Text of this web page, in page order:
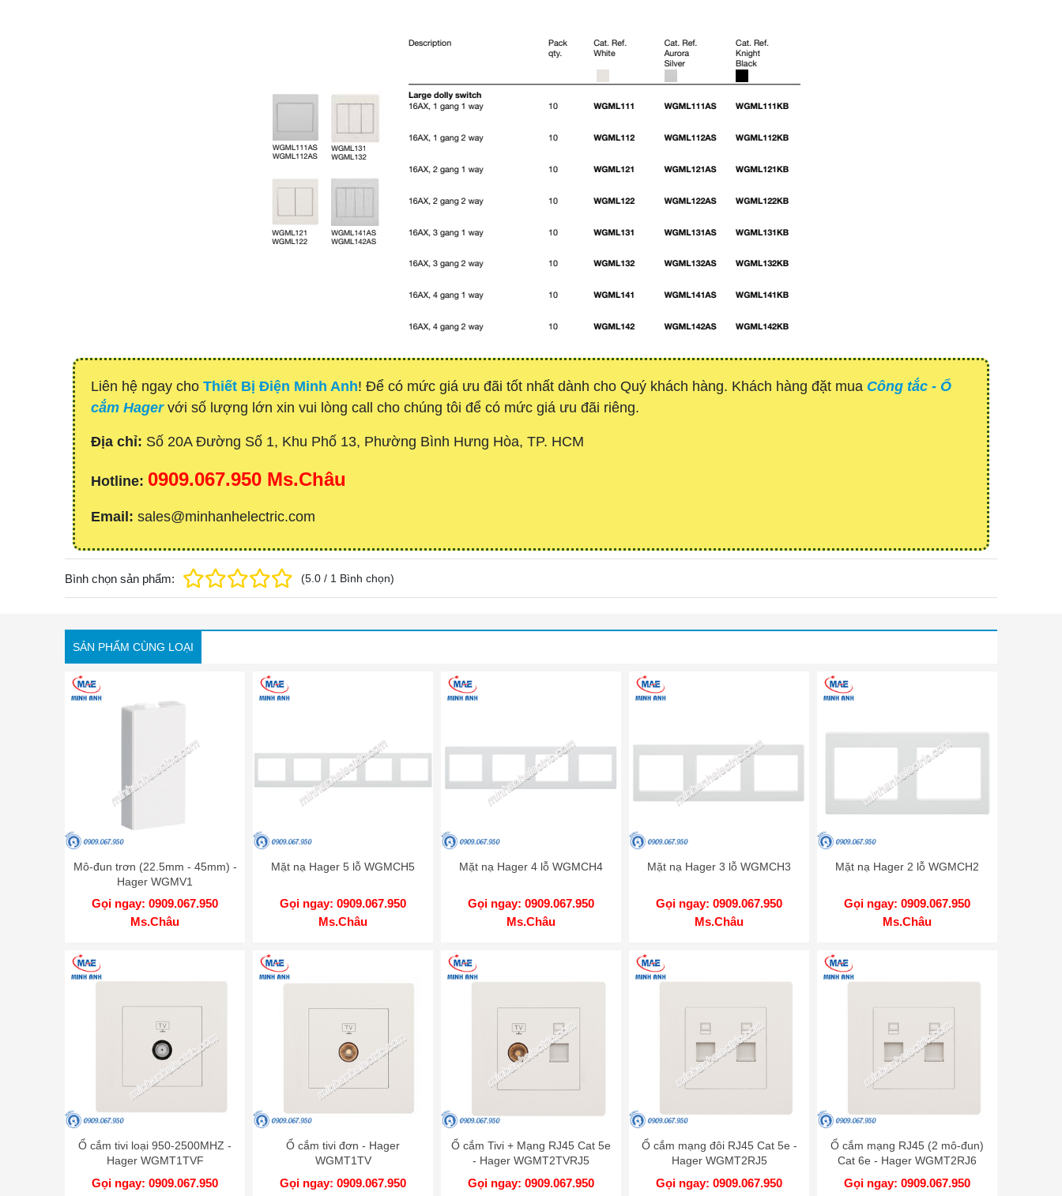
Liên hệ ngay cho Thiết Bị Điện Minh Anh! Để có mức giá ưu đãi tốt nhất dành cho Quý khách hàng. Khách hàng đặt mua Công tắc - Ổ
cắm Hagervới số lượng lớn xin vui lòng call cho chúng tôi để có mức giá ưu đãi riêng.
Địa chỉ: Số 20A Đường Số 1, Khu Phố 13, Phường Bình Hưng Hòa, TP. HCM
Hotline: 0909.067.950 Ms.Châu
Email: sales@minhanhelectric.com
Bình chọn sản phẩm: (5.0 / 1 Bình chọn)
SẢN PHẨM CÙNG LOẠI
Mô-đun trơn (22.5mm - 45mm) -
Hager WGMV1
Gọi ngay: 0909.067.950
Ms.Châu
Mặt nạ Hager 5 lỗ WGMCH5
Gọi ngay: 0909.067.950
Ms.Châu
Mặt nạ Hager 4 lỗ WGMCH4
Gọi ngay: 0909.067.950
Ms.Châu
Mặt nạ Hager 3 lỗ WGMCH3
Gọi ngay: 0909.067.950
Ms.Châu
Mặt nạ Hager 2 lỗ WGMCH2
Gọi ngay: 0909.067.950
Ms.Châu
Ổ cắm tivi loại 950-2500MHZ -
Hager WGMT1TVF
Gọi ngay: 0909.067.950
Ổ cắm tivi đơn - Hager
WGMT1TV
Gọi ngay: 0909.067.950
Ổ cắm Tivi + Mạng RJ45 Cat 5e
- Hager WGMT2TVRJ5
Gọi ngay: 0909.067.950
Ổ cắm mạng đôi RJ45 Cat 5e -
Hager WGMT2RJ5
Gọi ngay: 0909.067.950
Ổ cắm mạng RJ45 (2 mô-đun)
Cat 6e - Hager WGMT2RJ6
Gọi ngay: 0909.067.950